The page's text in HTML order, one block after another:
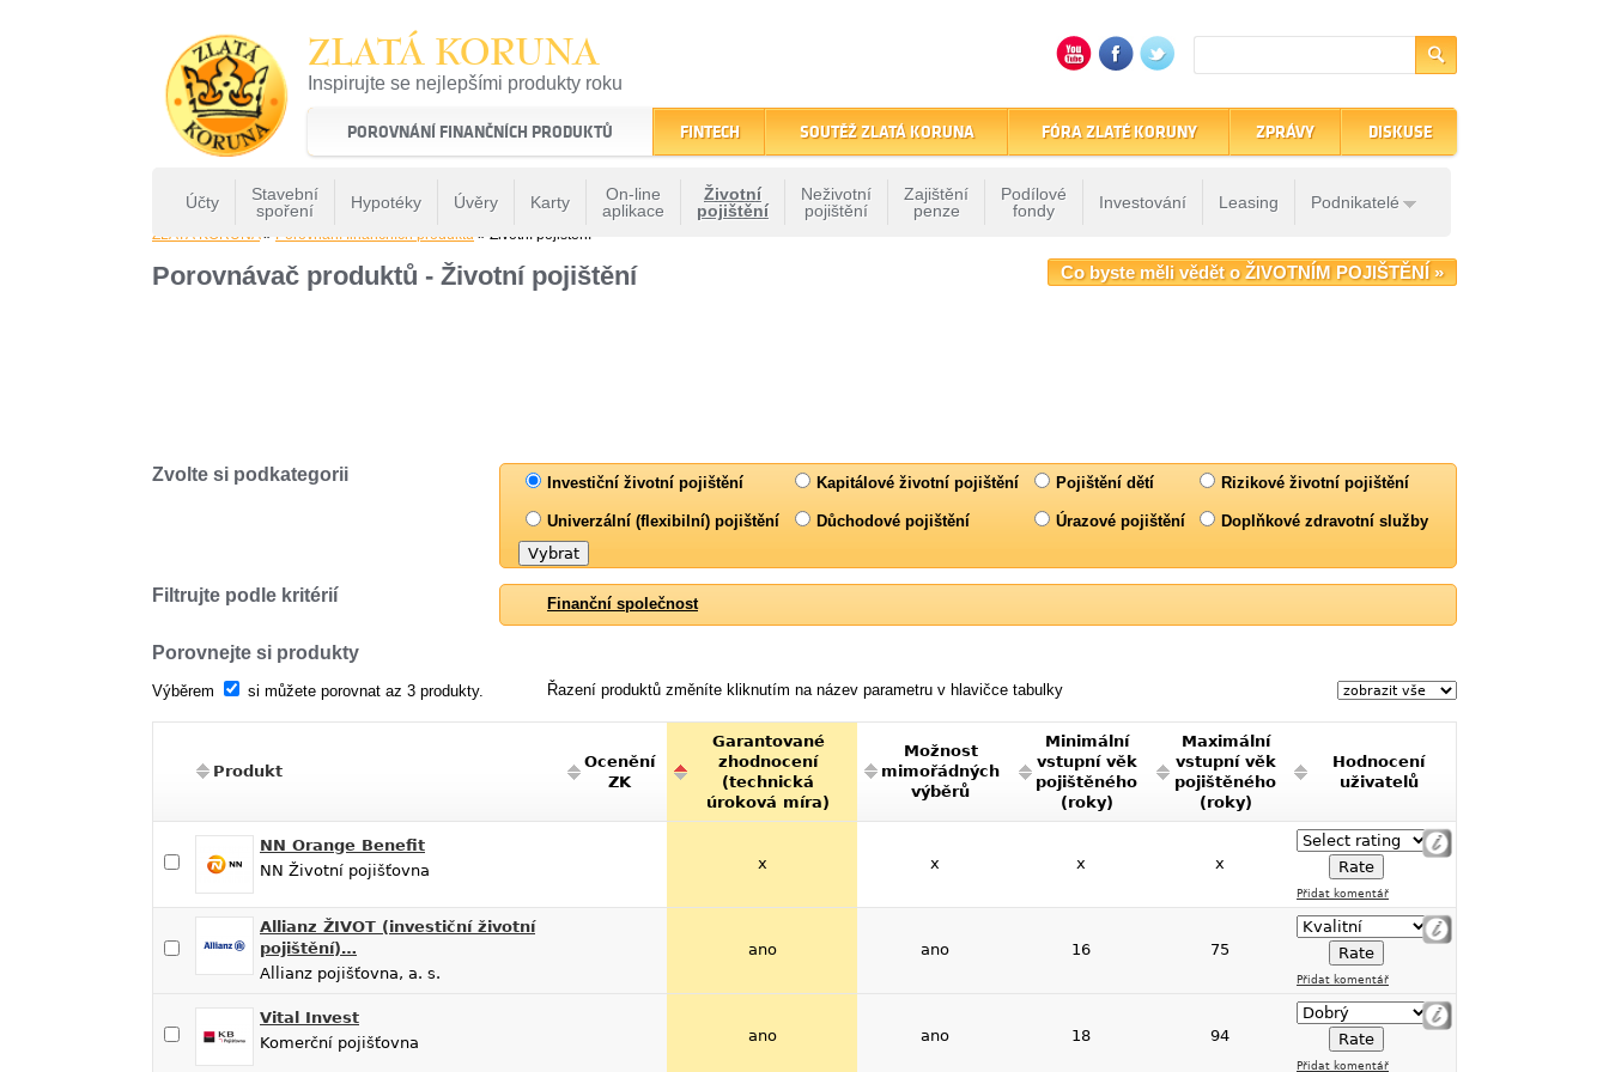
ZLATÁ KORUNA
Inspirujte se nejlepšími produkty roku
22 let tradice a kvality na finančním trhu
POROVNÁNÍ FINANČNÍCH PRODUKTŮ
Účty
Stavební
spoření
Hypotéky Úvěry Karty
On-line
aplikace
Životní
pojištění
Neživotní
pojištění
Zajištění
penze
Podílové
fondy
Investování Leasing Podnikatelé
FINTECH SOUTĚŽ ZLATÁ KORUNA FÓRA ZLATÉ KORUNY ZPRÁVY DISKUSE
ZLATÁ KORUNA» Porovnání finančních produktů » Životní pojištění
Co byste měli vědět o ŽIVOTNÍM POJIŠTĚNÍ »
Porovnávač produktů - Životní pojištění
Zvolte si podkategorii Investiční životní pojištění Kapitálové životní pojištění Pojištění dětí Rizikové životní pojištění
Univerzální (flexibilní) pojištění Důchodové pojištění Úrazové pojištění Doplňkové zdravotní služby
Filtrujte podle kritérií Finanční společnost
Porovnejte si produkty
Řazení produktů změníte kliknutím na název parametru v hlavičce tabulky
Výběrem si můžete porovnat az 3 produkty.
Produkt
Ocenění
ZK
Garantované
zhodnocení
(technická
úroková míra)
Možnost
mimořádných
výběrů
Minimální
vstupní věk
pojištěného
(roky)
Maximální
vstupní věk
pojištěného
(roky)
Hodnocení
uživatelů
NN Orange Benefit
NN Životní pojišťovna
x x x x
Přidat komentář
Allianz ŽIVOT (investiční životní
pojištění)…
Allianz pojišťovna, a. s.
ano ano 16 75
Přidat komentář
Vital Invest
Komerční pojišťovna
ano ano 18 94
Přidat komentář